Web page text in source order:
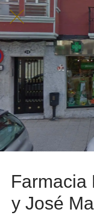
Farmacia
y José